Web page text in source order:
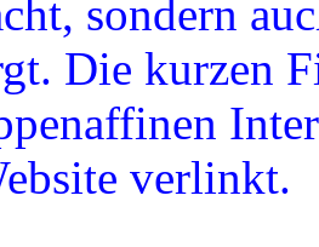
sondern
Die kurzen
verlinkt.